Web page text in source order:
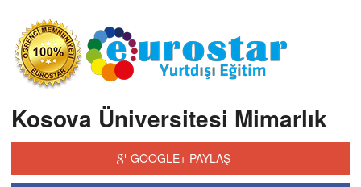
Kosova Üniversitesi Mimarlık
GOOGLE+ PAYLAŞ